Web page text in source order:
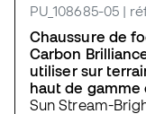
PU_108685-05 |
Chaussure de
Carbon
utiliser sur
haut de gamme
Sun Stream-